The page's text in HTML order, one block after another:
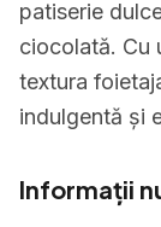
patiserie
ciocolată. Cu
textura
indulgentă și
Informații